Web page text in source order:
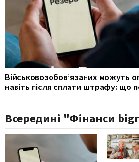
Військовозобов’язаних можуть
навіть після сплати штрафу: що
Всередині "Фінанси